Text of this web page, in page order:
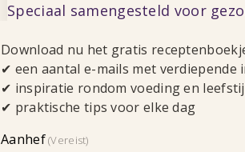
Speciaal samengesteld voor
Download nu het gratis
✔ een aantal e-mails met verdiepende
✔ inspiratie rondom voeding en
✔ praktische tips voor elke dag
Aanhef(Vereist)